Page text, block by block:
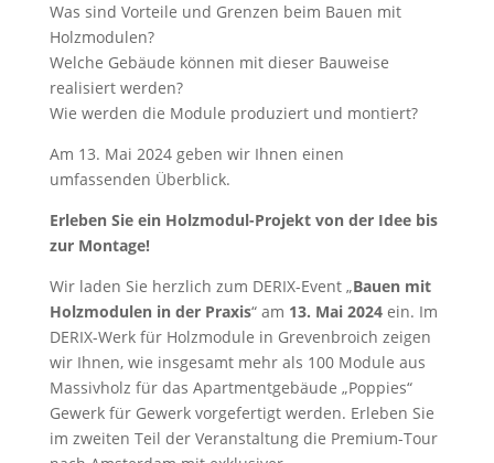
Was sind Vorteile und Grenzen beim Bauen mit
Holzmodulen?
Welche Gebäude können mit dieser Bauweise
realisiert werden?
Wie werden die Module produziert und montiert?
Am 13. Mai 2024 geben wir Ihnen einen
umfassenden Überblick.
Erleben Sie ein Holzmodul-Projekt von der Idee bis
zur Montage!
Wir laden Sie herzlich zum DERIX-Event „Bauen mit
Holzmodulen in der Praxis“ am 13. Mai 2024ein. Im
DERIX-Werk für Holzmodule in Grevenbroich zeigen
wir Ihnen, wie insgesamt mehr als 100 Module aus
Massivholz für das Apartmentgebäude „Poppies“
Gewerk für Gewerk vorgefertigt werden. Erleben Sie
im zweiten Teil der Veranstaltung die Premium-Tour